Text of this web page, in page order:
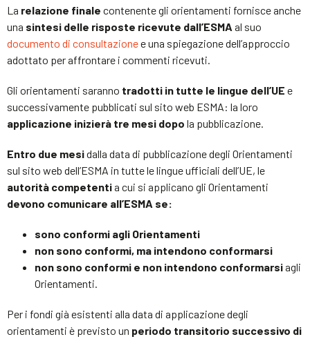
La relazione finale contenente gli orientamenti fornisce anche
una sintesi delle risposte ricevute dall’ESMA al suo
documento di consultazionee una spiegazione dell’approccio
adottato per affrontare i commenti ricevuti.
Gli orientamenti saranno tradotti in tutte le lingue dell’UE e
successivamente pubblicati sul sito web ESMA: la loro
applicazione inizierà tre mesi dopo la pubblicazione.
Entro due mesidalla data di pubblicazione degli Orientamenti
sul sito web dell’ESMA in tutte le lingue ufficiali dell’UE, le
autorità competentia cui si applicano gli Orientamenti
devono comunicare all’ESMA se:
sono conformi agli Orientamenti
non sono conformi, ma intendono conformarsi
non sono conformi e non intendono conformarsiagli
Orientamenti.
Per i fondi già esistenti alla data di applicazione degli
orientamenti è previsto un periodo transitorio successivo di